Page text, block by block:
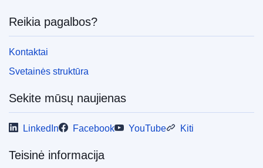
COMNAT : COM_2024_0465_FIN
Reikia pagalbos?
Kontaktai
Svetainės struktūra
Sekite mūsų naujienas
LinkedIn Facebook YouTube Kiti
Teisinė informacija